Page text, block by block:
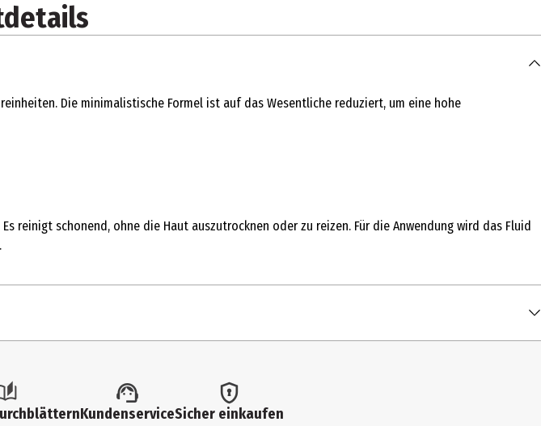
Die minimalistische Formel ist auf das Wesentliche reduziert, um eine hohe
reinigt schonend, ohne die Haut auszutrocknen oder zu reizen. Für die Anwendung wird das Fluid
KundenserviceSicher einkaufen